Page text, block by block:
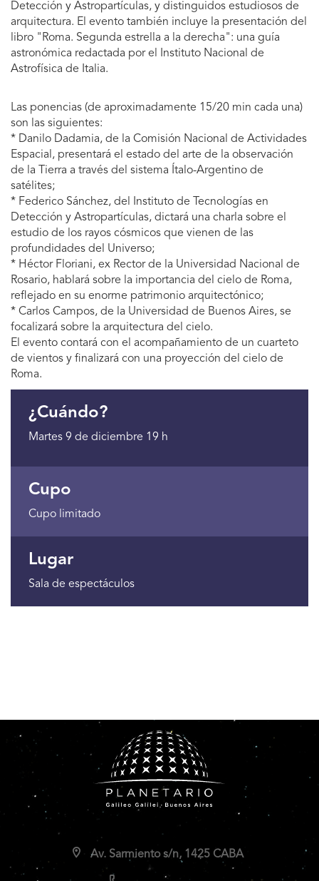
Detección y Astropartículas, y distinguidos estudiosos de
arquitectura. El evento también incluye la presentación del
libro "Roma. Segunda estrella a la derecha": una guía
astronómica redactada por el Instituto Nacional de
Astrofísica de Italia.
Las ponencias (de aproximadamente 15/20 min cada una)
son las siguientes:
* Danilo Dadamia, de la Comisión Nacional de Actividades
Espacial, presentará el estado del arte de la observación
de la Tierra a través del sistema Ítalo-Argentino de
satélites;
* Federico Sánchez, del Instituto de Tecnologías en
Detección y Astropartículas, dictará una charla sobre el
estudio de los rayos cósmicos que vienen de las
profundidades del Universo;
* Héctor Floriani, ex Rector de la Universidad Nacional de
Rosario, hablará sobre la importancia del cielo de Roma,
reflejado en su enorme patrimonio arquitectónico;
* Carlos Campos, de la Universidad de Buenos Aires, se
focalizará sobre la arquitectura del cielo.
El evento contará con el acompañamiento de un cuarteto
de vientos y finalizará con una proyección del cielo de
Roma.
¿Cuándo?
Martes 9 de diciembre 19 h
Cupo
Cupo limitado
Lugar
Sala de espectáculos
Av. Sarmiento s/n, 1425 CABA